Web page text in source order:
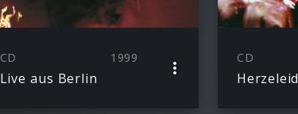
CD 1999
Live aus Berlin
CD
Herzeleid